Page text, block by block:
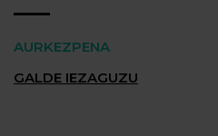
AURKEZPENA
GALDE IEZAGUZU